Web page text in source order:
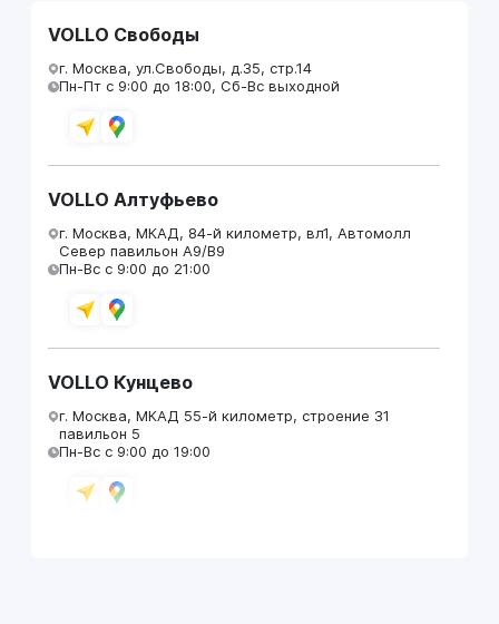
VOLLO Свободы
г. Москва, ул.Свободы, д.35, стр.14
Пн-Пт с 9:00 до 18:00, Сб-Вс выходной
VOLLO Алтуфьево
г. Москва, МКАД, 84-й километр, вл1, Автомолл
Север павильон А9/В9
Пн-Вс с 9:00 до 21:00
VOLLO Кунцево
г. Москва, МКАД 55-й километр, строение 31
павильон 5
Пн-Вс с 9:00 до 19:00